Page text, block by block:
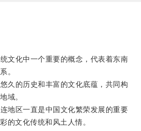
化中一个重要的概念，代表着东南
。
的历史和丰富的文化底蕴，共同构
域。
区一直是中国文化繁荣发展的重要
的文化传统和风土人情。